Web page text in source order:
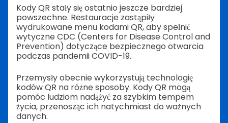
Kody QR stały się ostatnio jeszcze bardziej
powszechne. Restauracje zastąpiły
wydrukowane menu kodami QR, aby spełnić
wytyczne CDC (Centers for Disease Control and
Prevention) dotyczące bezpiecznego otwarcia
podczas pandemii COVID-19.
Przemysły obecnie wykorzystują technologię
kodów QR na różne sposoby. Kody QR mogą
pomóc ludziom nadążyć za szybkim tempem
życia, przenosząc ich natychmiast do ważnych
danych.